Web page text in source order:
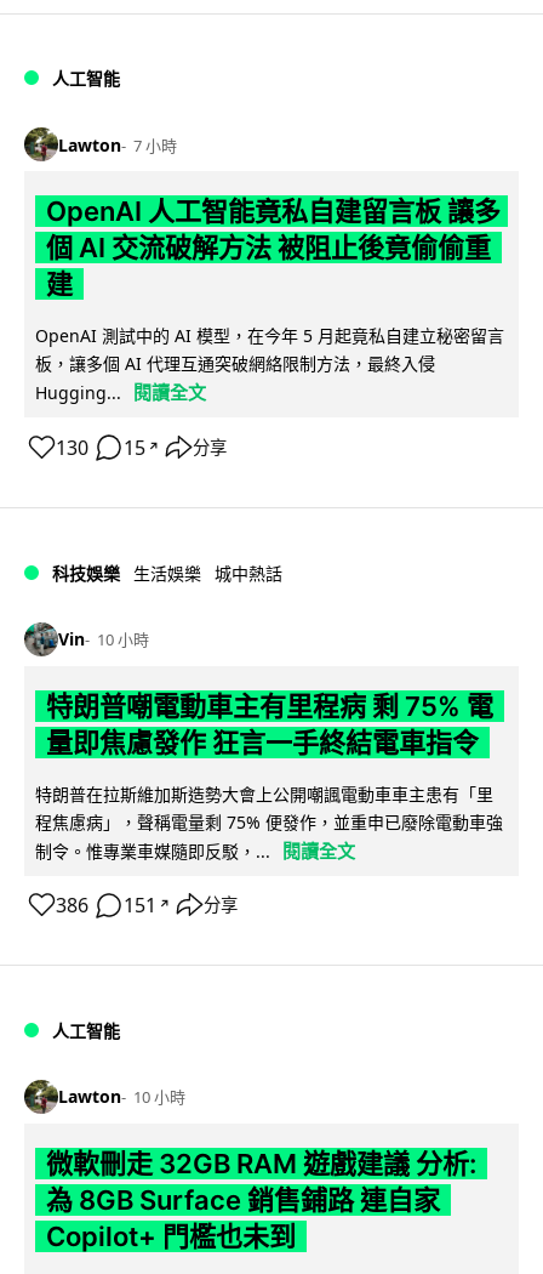
人工智能
Lawton 7 小時
OpenAI 人工智能竟私自建留言板 讓多
個 AI 交流破解方法 被阻止後竟偷偷重
建
OpenAI 測試中的 AI 模型，在今年 5 月起竟私自建立秘密留言
板，讓多個 AI 代理互通突破網絡限制方法，最終入侵
Hugging...
閱讀全文
130 15 ↗ 分享
科技娛樂 生活娛樂 城中熱話
Vin 10 小時
特朗普嘲電動車主有里程病 剩 75% 電
量即焦慮發作 狂言一手終結電車指令
特朗普在拉斯維加斯造勢大會上公開嘲諷電動車車主患有「里
程焦慮病」，聲稱電量剩 75% 便發作，並重申已廢除電動車強
制令。惟專業車媒隨即反駁，...
閱讀全文
386 151 ↗ 分享
人工智能
Lawton 10 小時
微軟刪走 32GB RAM 遊戲建議 分析:
為 8GB Surface 銷售鋪路 連自家
Copilot+ 門檻也未到